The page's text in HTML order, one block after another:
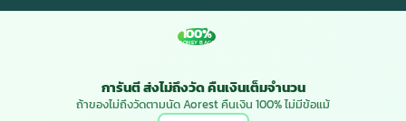
100%
MONEY BACK
การันตี ส่งไม่ถึงวัด คืนเงินเต็มจำนวน
ถ้าของไม่ถึงวัดตามนัด Aorest คืนเงิน 100% ไม่มีข้อแม้